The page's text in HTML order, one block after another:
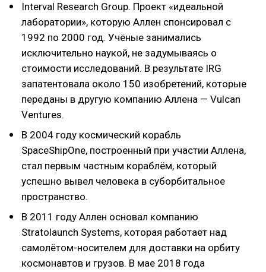
Interval Research Group. Проект «идеальной
лаборатории», которую Аллен спонсировал с
1992 по 2000 год. Учёные занимались
исключительно наукой, не задумываясь о
стоимости исследований. В результате IRG
запатентовала около 150 изобретений, которые
переданы в другую компанию Аллена — Vulcan
Ventures.
В 2004 году космический корабль
SpaceShipOne, построенный при участии Аллена,
стал первым частным кораблём, который
успешно вывел человека в суборбитальное
пространство.
В 2011 году Аллен основал компанию
Stratolaunch Systems, которая работает над
самолётом-носителем для доставки на орбиту
космонавтов и грузов. В мае 2018 года